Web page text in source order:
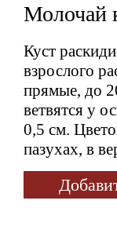
Молочай
Куст
взрослого
прямые, до
ветвятся у
0,5 см.
пазухах, в